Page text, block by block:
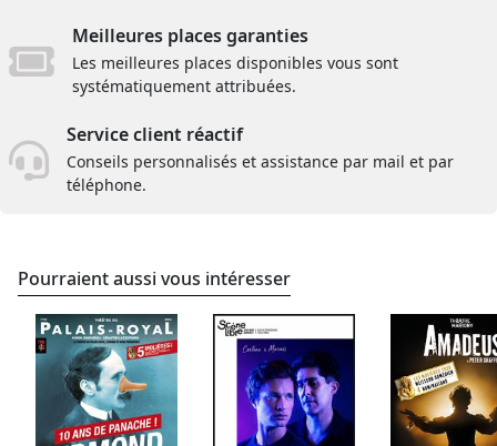
Meilleures places garanties
Les meilleures places disponibles vous sont
systématiquement attribuées.
Service client réactif
Conseils personnalisés et assistance par mail et par
téléphone.
Pourraient aussi vous intéresser